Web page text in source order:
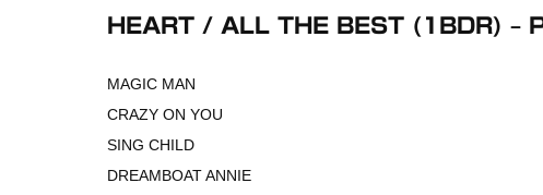
HEART / ALL THE BEST (1BDR) –
MAGIC MAN
CRAZY ON YOU
SING CHILD
DREAMBOAT ANNIE